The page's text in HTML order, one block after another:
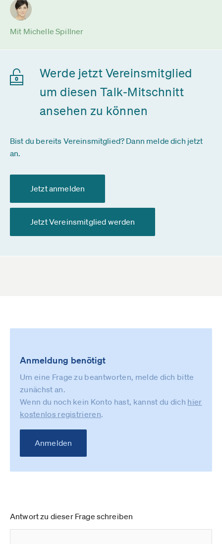
Mit Michelle Spillner
Werde jetzt Vereinsmitglied
um diesen Talk-Mitschnitt
ansehen zu können
Bist du bereits Vereinsmitglied? Dann melde dich jetzt
an.
Jetzt anmelden
Jetzt Vereinsmitglied werden
Anmeldung benötigt
Um eine Frage zu beantworten, melde dich bitte
zunächst an.
Wenn du noch kein Konto hast, kannst du dich hier
kostenlos registrieren.
Anmelden
Antwort zu dieser Frage schreiben